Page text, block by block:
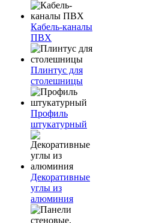
Кабель-каналы
ПВХ
Плинтус для
столешницы
Профиль
штукатурный
Декоративные
углы из
алюминия